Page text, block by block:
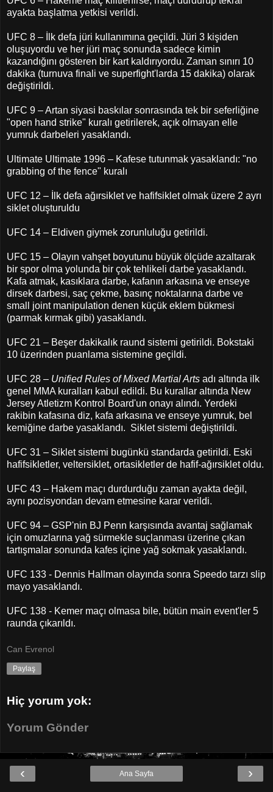
ayakta başlatma yetkisi verildi.
UFC 8 – İlk defa jüri kullanımına geçildi. Jüri 3 kişiden
oluşuyordu ve her jüri maç sonunda sadece kimin
kazandığını gösteren bir kart kaldırıyordu. Zaman sınırı 10
dakika (turnuva finali ve superfight'larda 15 dakika) olarak
değiştirildi.
UFC 9 – Artan siyasi baskılar sonrasında tek bir seferliğine
"open hand strike" kuralı getirilerek, açık olmayan elle
yumruk darbeleri yasaklandı.
Ultimate Ultimate 1996 – Kafese tutunmak yasaklandı: "no
grabbing of the fence" kuralı
UFC 12 – İlk defa ağırsiklet ve hafifsiklet olmak üzere 2 ayrı
siklet oluşturuldu
UFC 14 – Eldiven giymek zorunluluğu getirildi.
UFC 15 – Olayın vahşet boyutunu büyük ölçüde azaltarak
bir spor olma yolunda bir çok tehlikeli darbe yasaklandı.
Kafa atmak, kasıklara darbe, kafanın arkasına ve enseye
dirsek darbesi, saç çekme, basınç noktalarına darbe ve
small joint manipulation denen küçük eklem bükmesi
(parmak kırmak gibi) yasaklandı.
UFC 21 – Beşer dakikalık raund sistemi getirildi. Bokstaki
10 üzerinden puanlama sistemine geçildi.
UFC 28 – Unified Rules of Mixed Martial Arts adı altında ilk
genel MMA kuralları kabul edildi. Bu kurallar altında New
Jersey Atletizm Kontrol Board'un onayı alındı. Yerdeki
rakibin kafasına diz, kafa arkasına ve enseye yumruk, bel
kemiğine darbe yasaklandı. Siklet sistemi değiştirildi.
UFC 31 – Siklet sistemi bugünkü standarda getirildi. Eski
hafifsikletler, veltersiklet, ortasikletler de hafif-ağırsiklet oldu.
UFC 43 – Hakem maçı durdurduğu zaman ayakta değil,
aynı pozisyondan devam etmesine karar verildi.
UFC 94 – GSP'nin BJ Penn karşısında avantaj sağlamak
için omuzlarına yağ sürmekle suçlanması üzerine çıkan
tartışmalar sonunda kafes içine yağ sokmak yasaklandı.
UFC 133 - Dennis Hallman olayında sonra Speedo tarzı slip
mayo yasaklandı.
UFC 138 - Kemer maçı olmasa bile, bütün main event'ler 5
raunda çıkarıldı.
Can Evrenol
Paylaş
Hiç yorum yok:
Yorum Gönder
‹ ›
Ana Sayfa